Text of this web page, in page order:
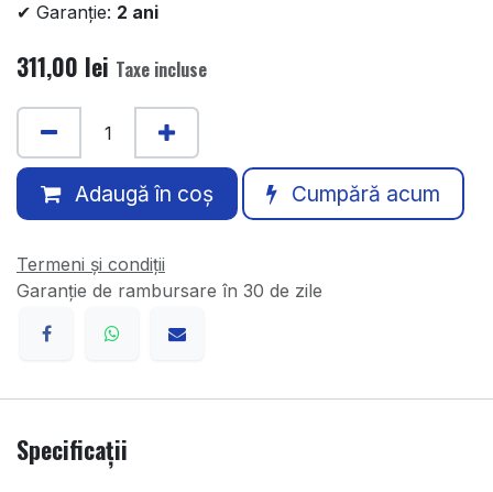
✔ Garanție: 2 ani
311,00 lei Taxe incluse
Adaugă în coș Cumpără acum
Termeni și condiții
Garanție de rambursare în 30 de zile
Specificații